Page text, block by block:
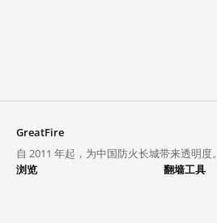
GreatFire
自 2011 年起，为中国防火长城带来透明度。
浏览
翻墙工具